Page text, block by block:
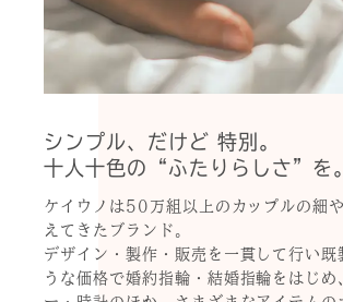
シンプル、だけど 特別。
十人十色の“ふたりらしさ”を
ケイウノは50万組以上のカップルの細
えてきたブランド。
デザイン・製作・販売を一貫して行い既
うな価格で婚約指輪・結婚指輪をはじめ